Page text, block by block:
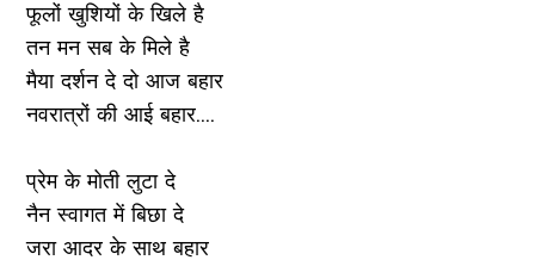
फूलों खुशियों के खिले है
तन मन सब के मिले है
मैया दर्शन दे दो आज बहार
नवरात्रों की आई बहार....
प्रेम के मोती लुटा दे
नैन स्वागत में बिछा दे
जरा आदर के साथ बहार